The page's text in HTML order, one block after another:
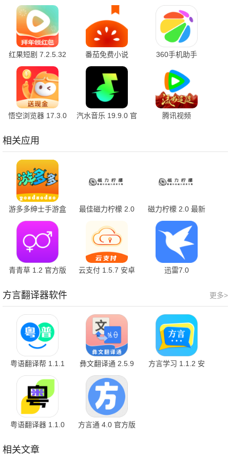
红果短剧 7.2.5.32
官方版
番茄免费小说
7.2.5.32 安卓版
360手机助手
悟空浏览器 17.3.0
汽水音乐 19.9.0 官
腾讯视频
相关应用
游多多绅士手游盒
子 2.7 官方版
最佳磁力柠檬 2.0
磁力柠檬 2.0 最新
版
青青草 1.2 官方版
云支付 1.5.7 安卓
迅雷7.0
更多>
方言翻译器软件
粤语翻译帮 1.1.1 彝文翻译通 2.5.9
方言学习 1.1.2 安
粤语翻译器 1.1.0
方言通 4.0 官方版
相关文章